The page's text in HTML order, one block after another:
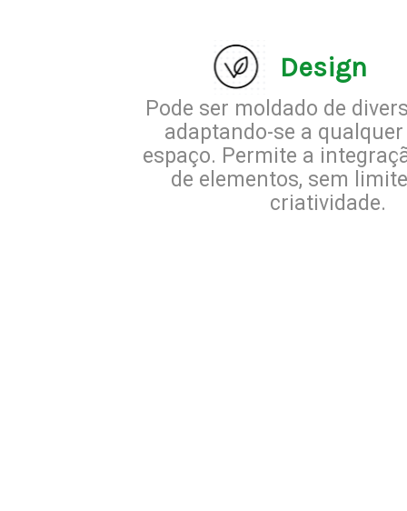
Pode ser moldado de
adaptando-se a
espaço. Permite a
de elementos, sem
criatividade.
Design